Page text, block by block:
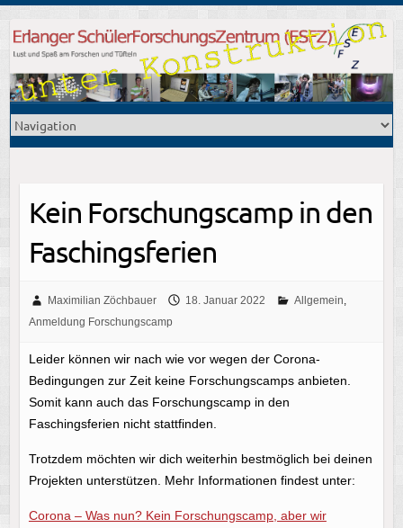
Kein Forschungscamp in den
Faschingsferien
Maximilian Zöchbauer 18. Januar 2022 Allgemein,
Anmeldung Forschungscamp
Leider können wir nach wie vor wegen der Corona-
Bedingungen zur Zeit keine Forschungscamps anbieten.
Somit kann auch das Forschungscamp in den
Faschingsferien nicht stattfinden.
Trotzdem möchten wir dich weiterhin bestmöglich bei deinen
Projekten unterstützen. Mehr Informationen findest unter:
Corona – Was nun? Kein Forschungscamp, aber wir